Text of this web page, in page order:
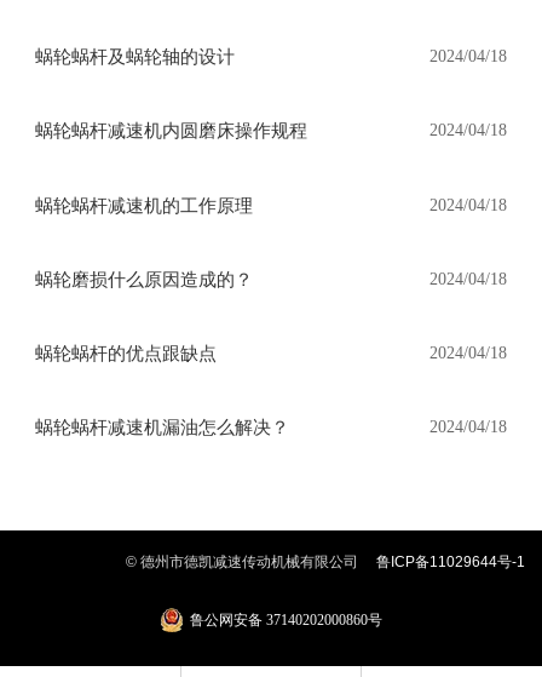
蜗轮蜗杆及蜗轮轴的设计 2024/04/18
蜗轮蜗杆减速机内圆磨床操作规程 2024/04/18
蜗轮蜗杆减速机的工作原理 2024/04/18
蜗轮磨损什么原因造成的？ 2024/04/18
蜗轮蜗杆的优点跟缺点 2024/04/18
蜗轮蜗杆减速机漏油怎么解决？ 2024/04/18
© 德州市德凯减速传动机械有限公司 鲁ICP备11029644号-1
鲁公网安备 37140202000860号